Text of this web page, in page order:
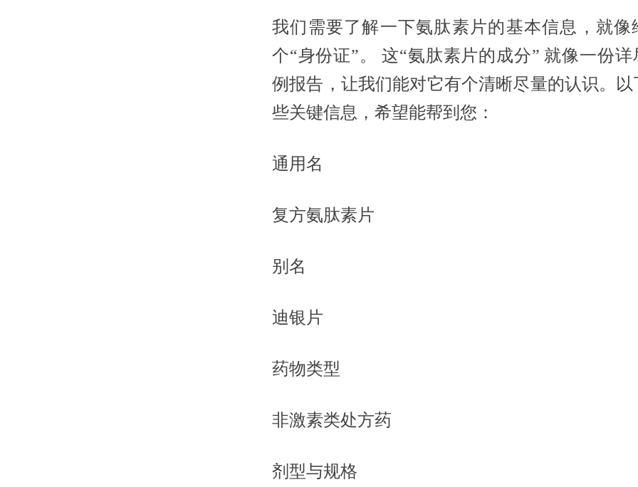
我们需要了解一下氨肽素片的基本信息，就像
个“身份证”。 这“氨肽素片的成分” 就像一份详
例报告，让我们能对它有个清晰尽量的认识。以
些关键信息，希望能帮到您：
通用名
复方氨肽素片
别名
迪银片
药物类型
非激素类处方药
剂型与规格